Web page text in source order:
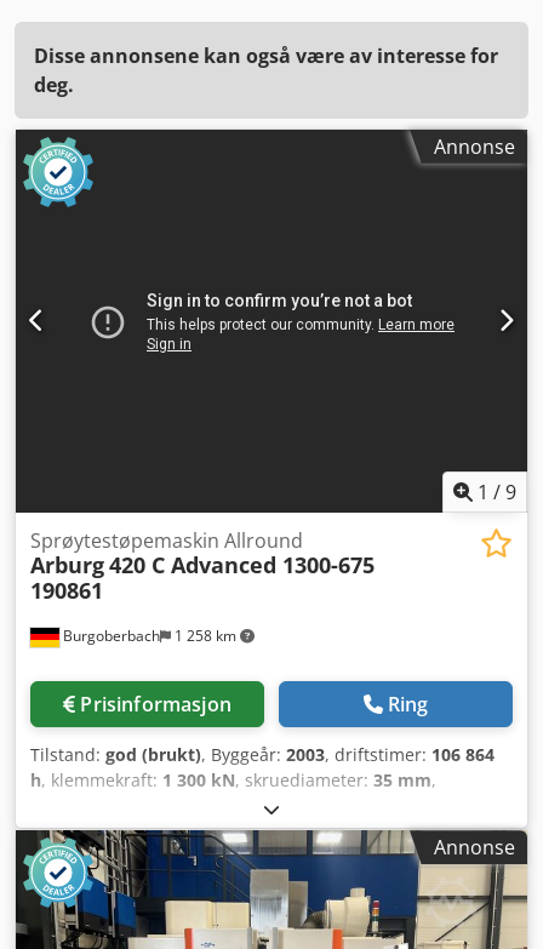
Disse annonsene kan også være av interesse for
deg.
Annonse
1 /9
Burgoberbach 1 258 km
Sprøytestøpemaskin Allround
Arburg420 C Advanced 1300-675
190861
Prisinformasjon Ring
Tilstand: god (brukt), Byggeår: 2003, driftstimer: 106 864
h, klemmekraft: 1 300 kN, skruediameter: 35 mm,
Maskinen har blitt meget godt vedlikeholdt, service og
vedlikehold har alltid blitt utført i tide. God stand, fullt
funksjonell Fremdeles i drift frem til uke 11 Cedpsrp Dyrefx
Adioha Flere servicerapporter og dokumenter tilgjengelig
Tekniske data: Årsmodell: 2003 Automatisk drift: 106 864 t
Lukkekraft: 1300 kN Skrue-diameter: 35 mm Slaglengde
Annonse